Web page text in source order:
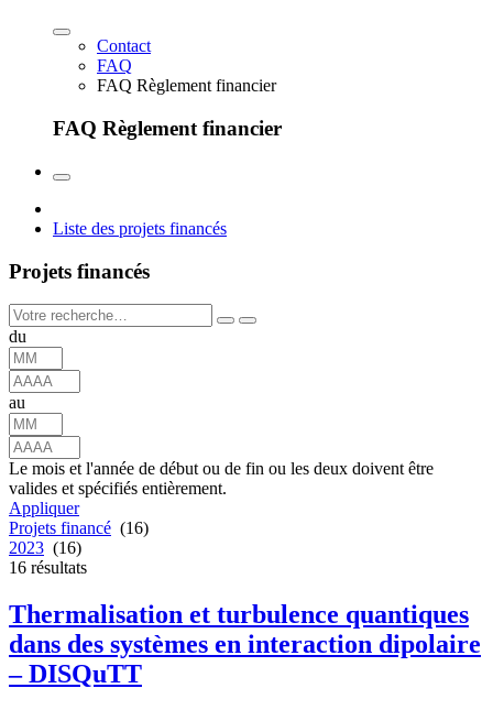
Contact
FAQ
FAQ Règlement financier
FAQ Règlement financier
Liste des projets financés
Projets financés
du
au
Le mois et l'année de début ou de fin ou les deux doivent être
valides et spécifiés entièrement.
Appliquer
Projets financé (16)
2023 (16)
16 résultats
Thermalisation et turbulence quantiques
dans des systèmes en interaction dipolaire
– DISQuTT